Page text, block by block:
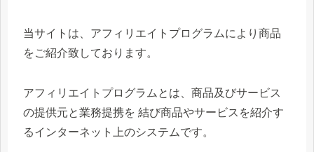
当サイトは、アフィリエイトプログラムにより商品
をご紹介致しております。
アフィリエイトプログラムとは、商品及びサービス
の提供元と業務提携を 結び商品やサービスを紹介す
るインターネット上のシステムです。